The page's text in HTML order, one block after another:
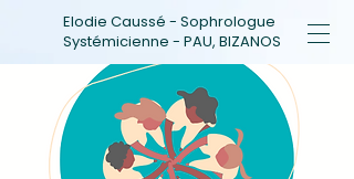
Elodie Caussé - Sophrologue
Systémicienne - PAU, BIZANOS